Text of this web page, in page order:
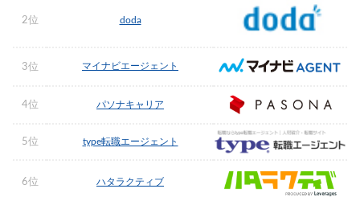
2位 doda
3位 マイナビエージェント
4位 パソナキャリア
5位 type転職エージェント
6位 ハタラクティブ